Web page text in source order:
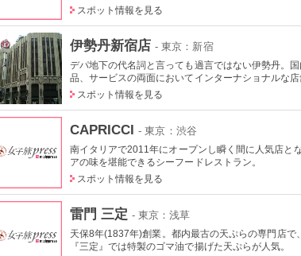
スポット情報を見る
伊勢丹新宿店 - 東京：新宿
デパ地下の代名詞と言っても過言ではない伊勢丹。
品、サービスの両面においてインターナショナルな
スポット情報を見る
CAPRICCI - 東京：渋谷
南イタリアで2011年にオープンし瞬く間に人気店と
アの味を堪能できるシーフードレストラン。
スポット情報を見る
雷門 三定 - 東京：浅草
天保8年(1837年)創業。都内最古の天ぷらの専門店
『三定』では特製のゴマ油で揚げた天ぷらが人気。